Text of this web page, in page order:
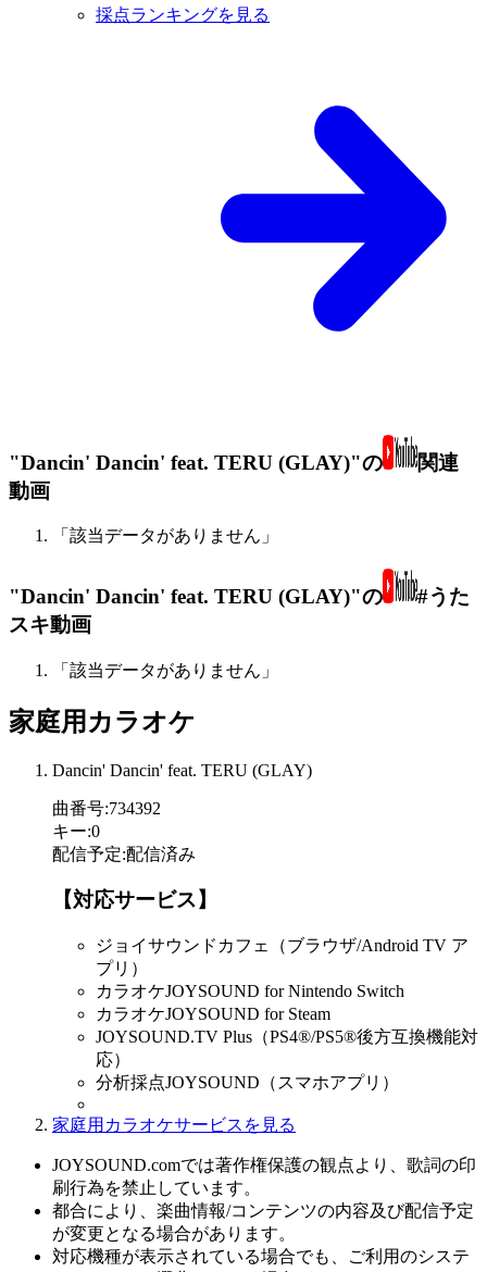
採点ランキングを見る
"Dancin' Dancin' feat. TERU (GLAY)"の
関連
動画
「該当データがありません」
"Dancin' Dancin' feat. TERU (GLAY)"の
#うた
スキ動画
「該当データがありません」
家庭用カラオケ
Dancin' Dancin' feat. TERU (GLAY)
曲番号:734392
キー:0
配信予定:配信済み
【対応サービス】
ジョイサウンドカフェ（ブラウザ/Android TV ア
プリ）
カラオケJOYSOUND for Nintendo Switch
カラオケJOYSOUND for Steam
JOYSOUND.TV Plus（PS4®/PS5®後方互換機能対
応）
分析採点JOYSOUND（スマホアプリ）
家庭用カラオケサービスを見る
JOYSOUND.comでは著作権保護の観点より、歌詞の印
刷行為を禁止しています。
都合により、楽曲情報/コンテンツの内容及び配信予定
が変更となる場合があります。
対応機種が表示されている場合でも、ご利用のシステ